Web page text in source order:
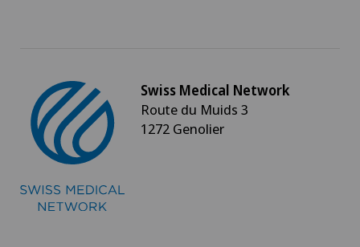
Swiss Medical Network
Route du Muids 3
1272 Genolier